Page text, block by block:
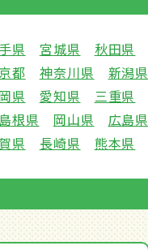
県 宮城県 秋田県
都 神奈川県 新潟県
県 愛知県 三重県
島根県 岡山県 広島県
県 長崎県 熊本県